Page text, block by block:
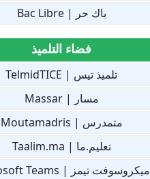
باك حر | Bac Libre
فضاء التلميذ
تلميذ تيس | TelmidTICE
مسار | Massar
متمدرس | Moutamadris
تعليم.ما | Taalim.ma
ميكروسوفت تيمز | Microsoft Teams